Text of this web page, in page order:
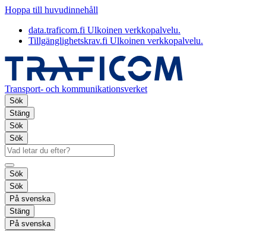
Hoppa till huvudinnehåll
data.traficom.fi Ulkoinen verkkopalvelu.
Tillgänglighetskrav.fi Ulkoinen verkkopalvelu.
Transport- och kommunikationsverket
Sök
Stäng
Sök
Sök
Sök
Sök
På svenska
Stäng
På svenska